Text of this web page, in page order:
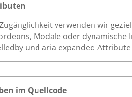
verwenden wir
Modale oder
und aria-expanded-
im Quellcode